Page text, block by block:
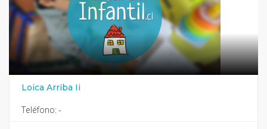
Loica Arriba Ii
Teléfono:-